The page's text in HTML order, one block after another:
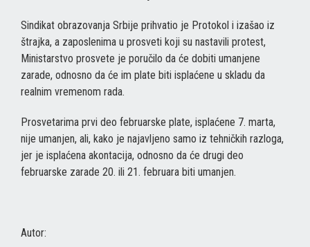
Sindikat obrazovanja Srbije prihvatio je Protokol i izašao iz
štrajka, a zaposlenima u prosveti koji su nastavili protest,
Ministarstvo prosvete je poručilo da će dobiti umanjene
zarade, odnosno da će im plate biti isplaćene u skladu da
realnim vremenom rada.
Prosvetarima prvi deo februarske plate, isplaćene 7. marta,
nije umanjen, ali, kako je najavljeno samo iz tehničkih razloga,
jer je isplaćena akontacija, odnosno da će drugi deo
februarske zarade 20. ili 21. februara biti umanjen.
Autor: